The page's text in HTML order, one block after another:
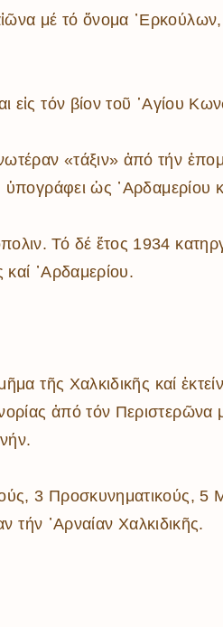
μέ τό ὄνομα
εἰς τόν βίον τοῦ ῾Αγίου
«τάξιν» ἀπό τήν
ὡς ᾿Αρδαμερίου
Τό δέ ἔτος 1934
καί ᾿Αρδαμερίου.
τῆς Χαλκιδικῆς καί
ἀπό τόν Περιστερῶνα
3 Προσκυνηματικούς, 5
τήν ᾿Αρναίαν Χαλκιδικῆς.